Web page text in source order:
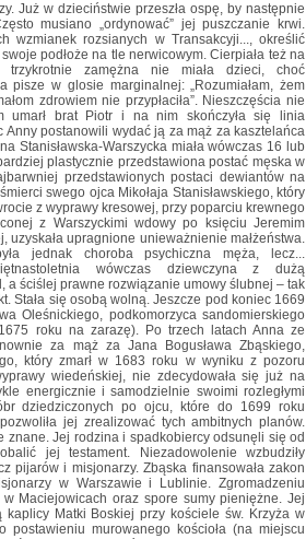
Już w dzieciństwie przeszła ospę, by następnie
musiano „ordynować” jej puszczanie krwi.
wzmianek rozsianych w Transakcyji..., określić
podłoże na tle nerwicowym. Cierpiała też na
zamężna nie miała dzieci, choć
pisze w glosie marginalnej: „Rozumiałam, żem
zdrowiem nie przypłaciła”. Nieszczęścia nie
umarł brat Piotr i na nim skończyła się linia
Anny postanowili wydać ją za mąż za kasztelańca
Stanisławska-Warszycka miała wówczas 16 lub
plastycznie przedstawiona postać męska w
przedstawionych postaci dewiantów na
swego ojca Mikołaja Stanisławskiego, który
z wyprawy kresowej, przy poparciu krewnego
z Warszyckimi wdowy po księciu Jeremim
upragnione unieważnienie małżeństwa.
jednak choroba psychiczna męża, lecz...
wówczas dziewczyna z dużą
a ściślej prawne rozwiązanie umowy ślubnej – tak
Stała się osobą wolną. Jeszcze pod koniec 1669
Oleśnickiego, podkomorzyca sandomierskiego
roku na zarazę). Po trzech latach Anna ze
za mąż za Jana Bogusława Zbąskiego,
który zmarł w 1683 roku w wyniku z pozoru
wiedeńskiej, nie zdecydowała się już na
energicznie i samodzielnie swoimi rozległymi
dziedziczonych po ojcu, które do 1699 roku
jej zrealizować tych ambitnych planów.
znane. Jej rodzina i spadkobiercy odsunęli się od
jej testament. Niezadowolenie wzbudziły
pijarów i misjonarzy. Zbąska finansowała zakon
w Warszawie i Lublinie. Zgromadzeniu
Maciejowicach oraz spore sumy pieniężne. Jej
Matki Boskiej przy kościele św. Krzyża w
murowanego kościoła (na miejscu